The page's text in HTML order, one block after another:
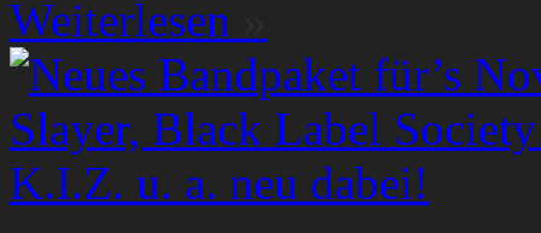
Weiterlesen